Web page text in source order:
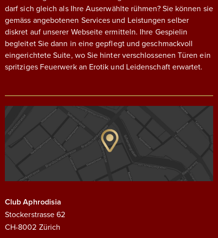
darf sich gleich als Ihre Auserwählte rühmen? Sie können sie
gemäss angebotenen Services und Leistungen selber
diskret auf unserer Webseite ermitteln. Ihre Gespielin
begleitet Sie dann in eine gepflegt und geschmackvoll
eingerichtete Suite, wo Sie hinter verschlossenen Türen ein
spritziges Feuerwerk an Erotik und Leidenschaft erwartet.
Club Aphrodisia
Stockerstrasse 62
CH-8002 Zürich